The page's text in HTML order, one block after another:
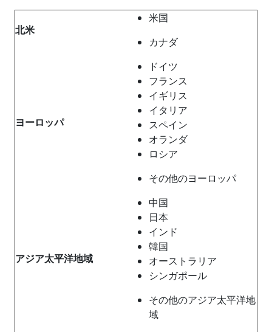
北米
米国
カナダ
ヨーロッパ
ドイツ
フランス
イギリス
イタリア
スペイン
オランダ
ロシア
その他のヨーロッパ
アジア太平洋地域
中国
日本
インド
韓国
オーストラリア
シンガポール
その他のアジア太平洋地
域